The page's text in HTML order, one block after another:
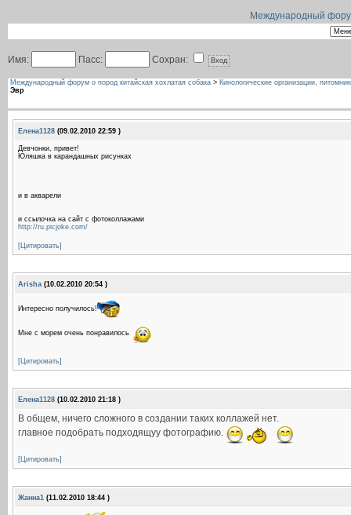
Международный
Имя: Пасс: Сохран:
Международный форум о пород китайская хохлатая собака > Кинологические организации,
Эвр
Елена1128 (09.02.2010 22:59 )
Девчонки, привет!
Юляшка в карандашных рисунках
и в акварели
и ссылочка на сайт с фотоколлажами
http://ru.picjoke.com/
[Цитировать]
Arisha (10.02.2010 20:54 )
Интересно получилось!
Мне с морем очень понравилось
[Цитировать]
Елена1128 (10.02.2010 21:18 )
В общем, ничего сложного в создании таких коллажей нет.
главное подобрать подходящуу фотографию.
[Цитировать]
Жанна1 (11.02.2010 18:44 )